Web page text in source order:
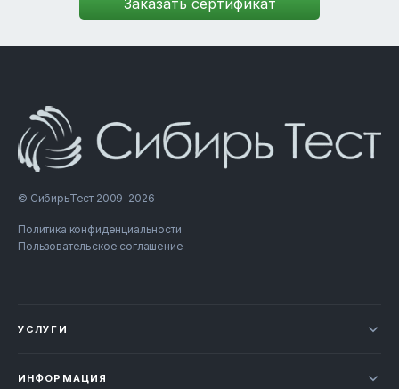
© СибирьТест 2009–2026
Политика конфиденциальности
Пользовательское соглашение
УСЛУГИ
ИНФОРМАЦИЯ